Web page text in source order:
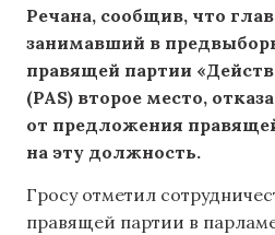
Речана, сообщив, что
занимавший в
правящей партии
(PAS) второе место,
от предложения
на эту должность.
Гросу отметил
правящей партии в